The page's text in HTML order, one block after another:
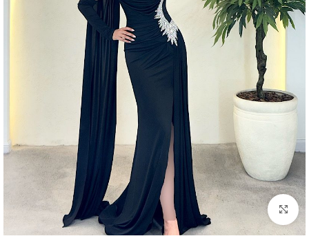
بزرگنمایی تصویر